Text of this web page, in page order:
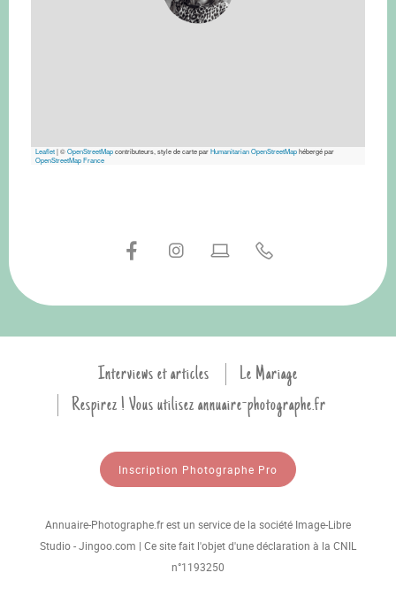
Leaflet|©OpenStreetMapcontributeurs, style de carte parHumanitarian OpenStreetMaphébergé par
OpenStreetMap France
Interviews et articles
Le Mariage
Respirez ! Vous utilisez annuaire-photographe.fr
Inscription Photographe Pro
Annuaire-Photographe.fr est un service de la société Image-Libre
Studio - Jingoo.com | Ce site fait l'objet d'une déclaration à la CNIL
n°1193250